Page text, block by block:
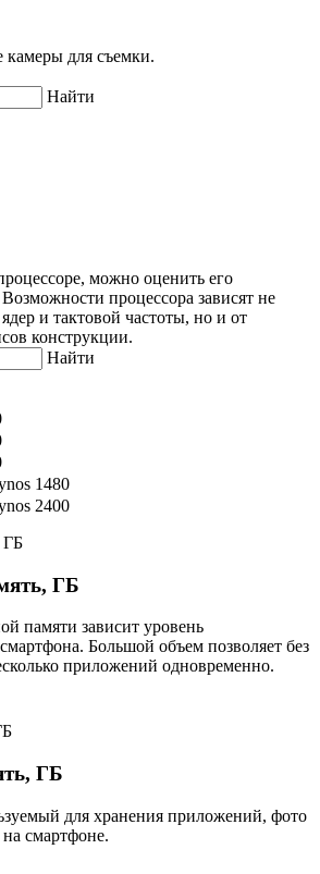
для съемки.
Найти
можно оценить его
процессора зависят не
и тактовой частоты, но и от
конструкции.
Найти
1480
2400
ГБ
ГБ
памяти зависит уровень
Большой объем позволяет без
приложений одновременно.
ГБ
для хранения приложений, фото
смартфоне.